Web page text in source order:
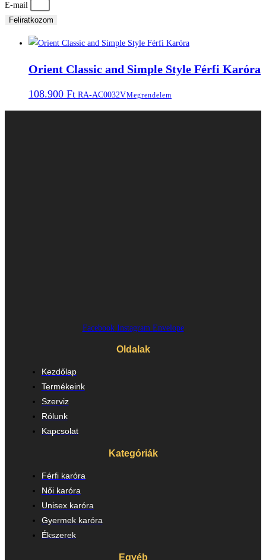
E-mail
Feliratkozom
Orient Classic and Simple Style Férfi Karóra
108.900 Ft RA-AC0032VMegrendelem
Facebook Instagram Envelope
Oldalak
Kezdőlap
Termékeink
Szerviz
Rólunk
Kapcsolat
Kategóriák
Férfi karóra
Női karóra
Unisex karóra
Gyermek karóra
Ékszerek
Egyéb